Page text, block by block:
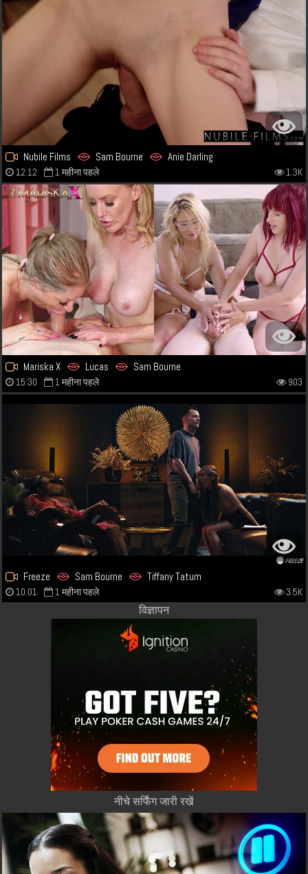
Nubile Films Sam Bourne Anie Darling
12:12 1 महीना पहले 1.3K
Mariska X Lucas Sam Bourne
15:30 1 महीना पहले 903
Freeze Sam Bourne Tiffany Tatum
10:01 1 महीना पहले 3.5K
विज्ञापन
नीचे सर्फिंग जारी रखें